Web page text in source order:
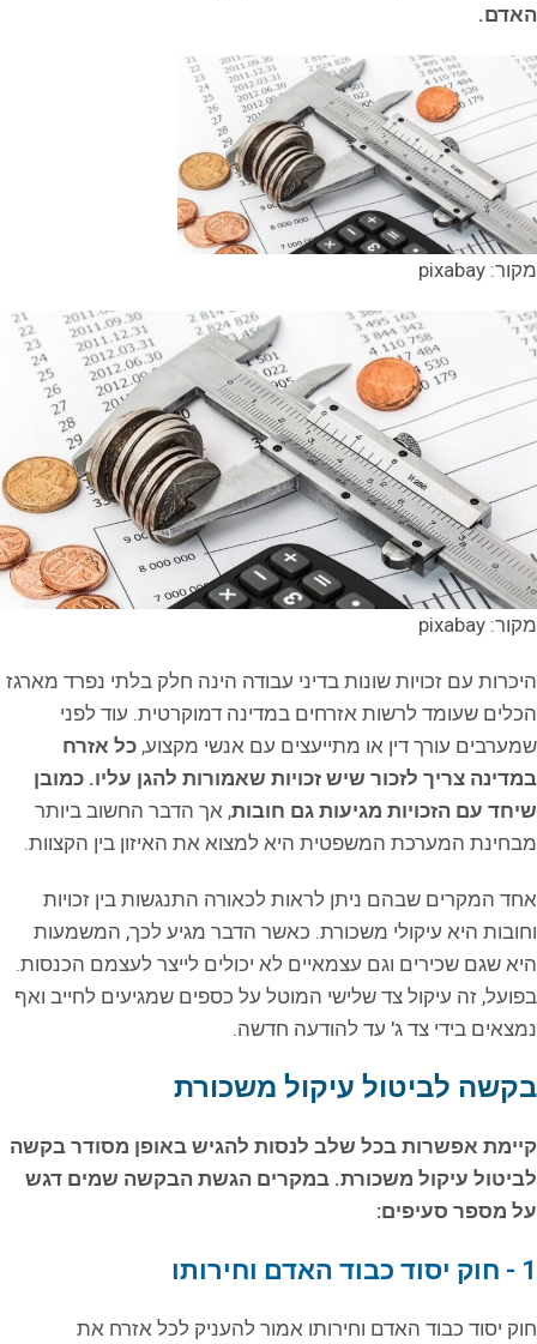
האדם.
מקור: pixabay
מקור: pixabay
היכרות עם זכויות שונות בדיני עבודה הינה חלק בלתי נפרד מארגז
הכלים שעומד לרשות אזרחים במדינה דמוקרטית. עוד לפני
שמערבים עורך דין או מתייעצים עם אנשי מקצוע, כל אזרח
במדינה צריך לזכור שיש זכויות שאמורות להגן עליו. כמובן
שיחד עם הזכויות מגיעות גם חובות, אך הדבר החשוב ביותר
מבחינת המערכת המשפטית היא למצוא את האיזון בין הקצוות.
אחד המקרים שבהם ניתן לראות לכאורה התנגשות בין זכויות
וחובות היא עיקולי משכורת. כאשר הדבר מגיע לכך, המשמעות
היא שגם שכירים וגם עצמאיים לא יכולים לייצר לעצמם הכנסות.
בפועל, זה עיקול צד שלישי המוטל על כספים שמגיעים לחייב ואף
נמצאים בידי צד ג' עד להודעה חדשה.
בקשה לביטול עיקול משכורת
קיימת אפשרות בכל שלב לנסות להגיש באופן מסודר בקשה
לביטול עיקול משכורת. במקרים הגשת הבקשה שמים דגש
על מספר סעיפים:
1 - חוק יסוד כבוד האדם וחירותו
חוק יסוד כבוד האדם וחירותו אמור להעניק לכל אזרח את